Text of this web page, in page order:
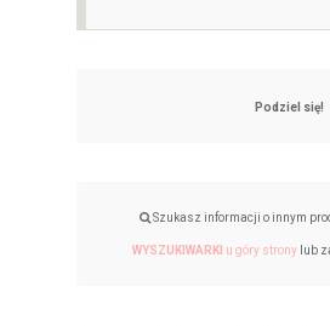
Podziel się!
Szukasz informacji o innym
WYSZUKIWARKI u góry strony lub